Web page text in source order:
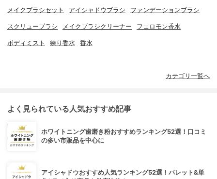
メイクブラシセット アイシャドウブラシ ファンデーションブラシ
スクリューブラシ メイクブラシクリーナー フェロモン香水
ボディミスト 練り香水 香水
カテゴリ一覧へ
よく見られている人気おすすめ記事
ホワイトニング歯磨き粉おすすめランキング52選！口コミ
の多い市販品を中心に
アイシャドウおすすめ人気ランキング52選！パレット&単